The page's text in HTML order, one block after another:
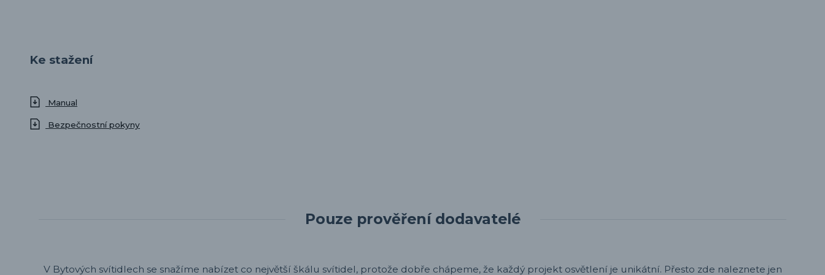
Ke stažení
Manual
Bezpečnostní pokyny
Pouze prověření dodavatelé
V Bytových svítidlech se snažíme nabízet co největší škálu svítidel, protože dobře chápeme, že každý projekt osvětlení je unikátní. Přesto zde naleznete jen